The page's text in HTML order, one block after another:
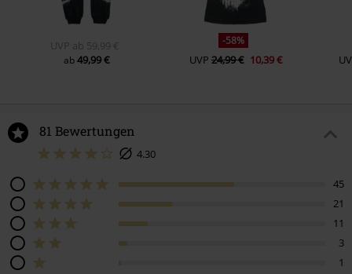
UVP ab 59,99 €
ab49,99 €
-58%
UVP 24,99 € 10,39 €
81 Bewertungen
4.30
45
21
11
3
1